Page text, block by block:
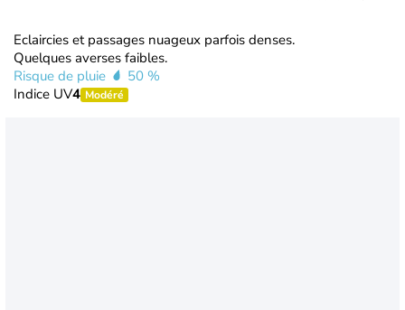
Eclaircies et passages nuageux parfois denses.
Quelques averses faibles.
Risque de pluie
50 %
Indice UV4 Modéré